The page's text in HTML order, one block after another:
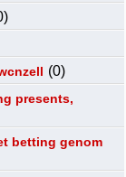
(0)
presents,
betting genom